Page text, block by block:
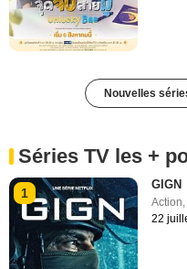
Nouvelles
Séries TV les +
1
GIGN
Action,
22